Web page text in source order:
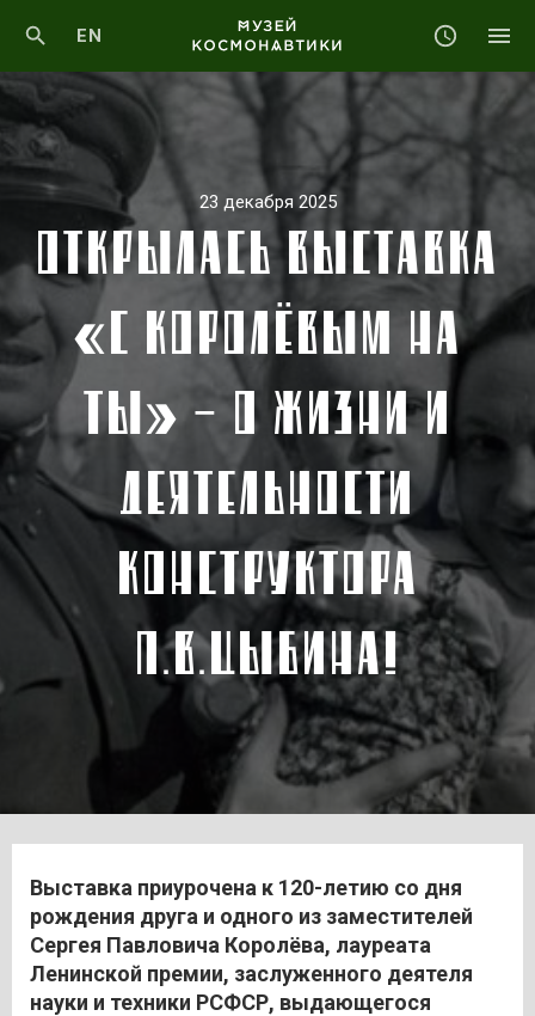
EN
23 декабря 2025
ОТКРЫЛАСЬ ВЫСТАВКА
«С КОРОЛЁВЫМ НА
ТЫ» – О ЖИЗНИ И
ДЕЯТЕЛЬНОСТИ
КОНСТРУКТОРА
П.В.ЦЫБИНА!
Выставка приурочена к 120-летию со дня
рождения друга и одного из заместителей
Сергея Павловича Королёва, лауреата
Ленинской премии, заслуженного деятеля
науки и техники РСФСР, выдающегося